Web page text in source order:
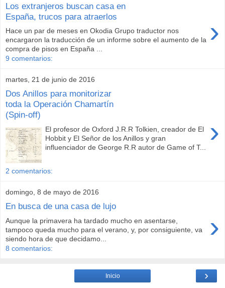
Los extranjeros buscan casa en
España, trucos para atraerlos
›
Hace un par de meses en Okodia Grupo traductor nos
encargaron la traducción de un informe sobre el aumento de la
compra de pisos en España ...
9 comentarios:
martes, 21 de junio de 2016
Dos Anillos para monitorizar
toda la Operación Chamartín
(Spin-off)
›
El profesor de Oxford J.R.R Tolkien, creador de El
Hobbit y El Señor de los Anillos y gran
influenciador de George R.R autor de Game of T...
2 comentarios:
domingo, 8 de mayo de 2016
En busca de una casa de lujo
›
Aunque la primavera ha tardado mucho en asentarse,
tampoco queda mucho para el verano, y, por consiguiente, va
siendo hora de que decidamo...
8 comentarios:
›
Inicio